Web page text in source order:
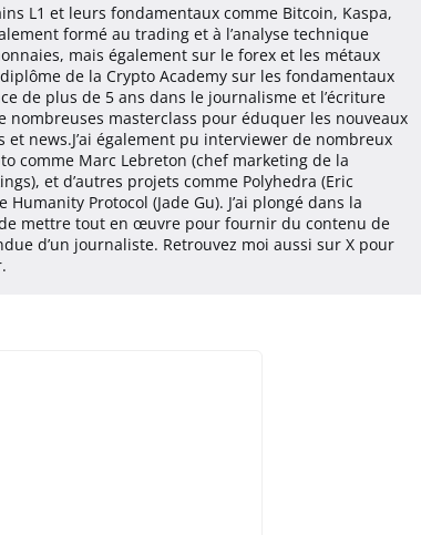
L1 et leurs fondamentaux comme Bitcoin, Kaspa,
formé au trading et à l’analyse technique
mais également sur le forex et les métaux
de la Crypto Academy sur les fondamentaux
de plus de 5 ans dans le journalisme et l’écriture
nombreuses masterclass pour éduquer les nouveaux
news.J’ai également pu interviewer de nombreux
comme Marc Lebreton (chef marketing de la
et d’autres projets comme Polyhedra (Eric
Protocol (Jade Gu). J’ai plongé dans la
mettre tout en œuvre pour fournir du contenu de
d’un journaliste. Retrouvez moi aussi sur X pour